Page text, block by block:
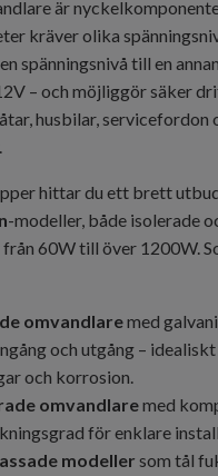
är
kräver olika
spänningsnivå till en
– och möjliggör säker
husbilar, servicefordon
hittar du ett brett
-modeller, både isolerade
60W till över 1200W.
omvandlaremed
och utgång –
och korrosion.
omvandlaremed
för enklare
modeller som tål